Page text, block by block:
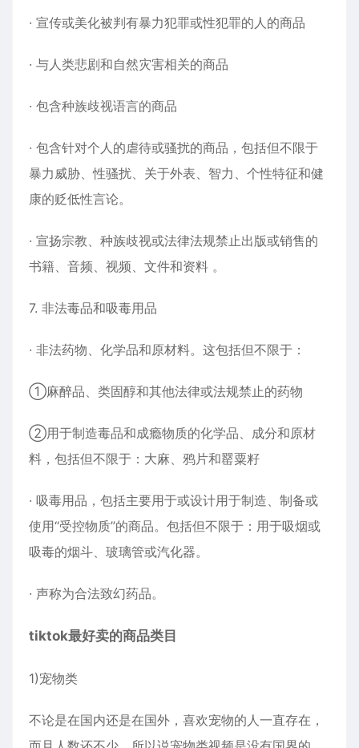
· 宣传或美化被判有暴力犯罪或性犯罪的人的商品
· 与人类悲剧和自然灾害相关的商品
· 包含种族歧视语言的商品
· 包含针对个人的虐待或骚扰的商品，包括但不限于
暴力威胁、性骚扰、关于外表、智力、个性特征和健
康的贬低性言论。
· 宣扬宗教、种族歧视或法律法规禁止出版或销售的
书籍、音频、视频、文件和资料 。
7. 非法毒品和吸毒用品
· 非法药物、化学品和原材料。这包括但不限于：
①麻醉品、类固醇和其他法律或法规禁止的药物
②用于制造毒品和成瘾物质的化学品、成分和原材
料，包括但不限于：大麻、鸦片和罂粟籽
· 吸毒用品，包括主要用于或设计用于制造、制备或
使用“受控物质”的商品。包括但不限于：用于吸烟或
吸毒的烟斗、玻璃管或汽化器。
· 声称为合法致幻药品。
tiktok最好卖的商品类目
1)宠物类
不论是在国内还是在国外，喜欢宠物的人一直存在，